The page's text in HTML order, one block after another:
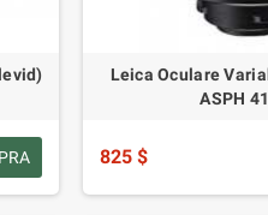
Leica Oculare
ASPH
825 $